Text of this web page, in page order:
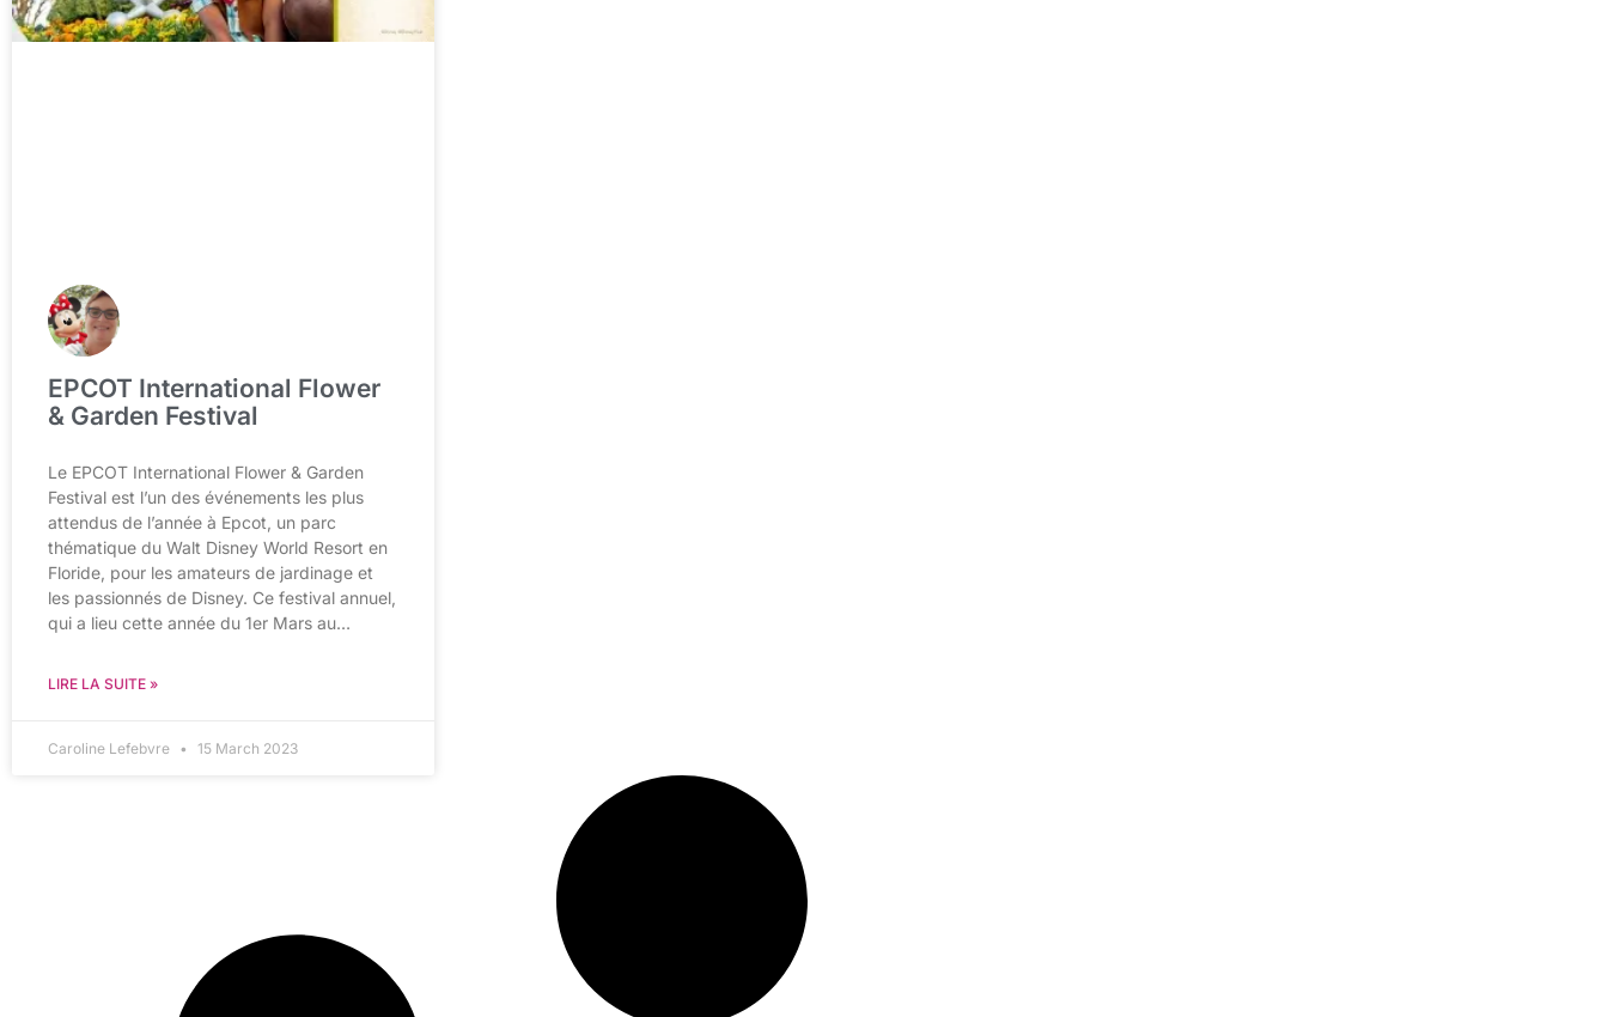
EPCOT International Flower
& Garden Festival
Le EPCOT International Flower & Garden
Festival est l’un des événements les plus
attendus de l’année à Epcot, un parc
thématique du Walt Disney World Resort en
Floride, pour les amateurs de jardinage et
les passionnés de Disney. Ce festival annuel,
qui a lieu cette année du 1er Mars au…
LIRE LA SUITE »
Caroline Lefebvre 15 March 2023